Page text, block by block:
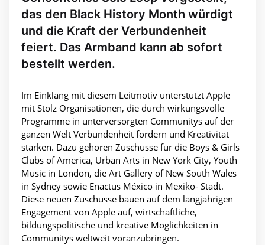
das den Black History Month würdigt
und die Kraft der Verbundenheit
feiert. Das Armband kann ab sofort
bestellt werden.
Im Einklang mit diesem Leitmotiv unterstützt Apple
mit Stolz Organisationen, die durch wirkungsvolle
Programme in unterversorgten Communitys auf der
ganzen Welt Verbundenheit fördern und Kreativität
stärken. Dazu gehören Zuschüsse für die Boys & Girls
Clubs of America, Urban Arts in New York City, Youth
Music in London, die Art Gallery of New South Wales
in Sydney sowie Enactus México in Mexiko- Stadt.
Diese neuen Zuschüsse bauen auf dem langjährigen
Engagement von Apple auf, wirtschaftliche,
bildungspolitische und kreative Möglichkeiten in
Communitys weltweit voranzubringen.